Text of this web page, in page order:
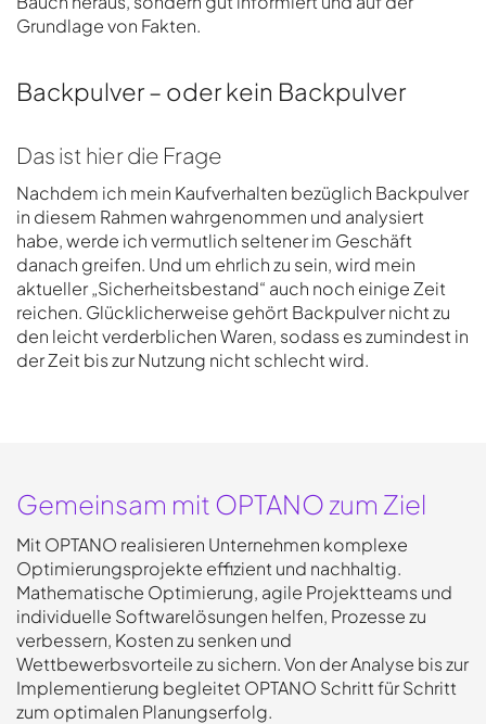
Grundlage von Fakten.
Backpulver – oder kein Backpulver
Das ist hier die Frage
Nachdem ich mein Kaufverhalten bezüglich Backpulver
in diesem Rahmen wahrgenommen und analysiert
habe, werde ich vermutlich seltener im Geschäft
danach greifen. Und um ehrlich zu sein, wird mein
aktueller „Sicherheitsbestand“ auch noch einige Zeit
reichen. Glücklicherweise gehört Backpulver nicht zu
den leicht verderblichen Waren, sodass es zumindest in
der Zeit bis zur Nutzung nicht schlecht wird.
Gemeinsam mit OPTANO zum Ziel
Mit OPTANO realisieren Unternehmen komplexe
Optimierungsprojekte effizient und nachhaltig.
Mathematische Optimierung, agile Projektteams und
individuelle Softwarelösungen helfen, Prozesse zu
verbessern, Kosten zu senken und
Wettbewerbsvorteile zu sichern. Von der Analyse bis zur
Implementierung begleitet OPTANO Schritt für Schritt
zum optimalen Planungserfolg.